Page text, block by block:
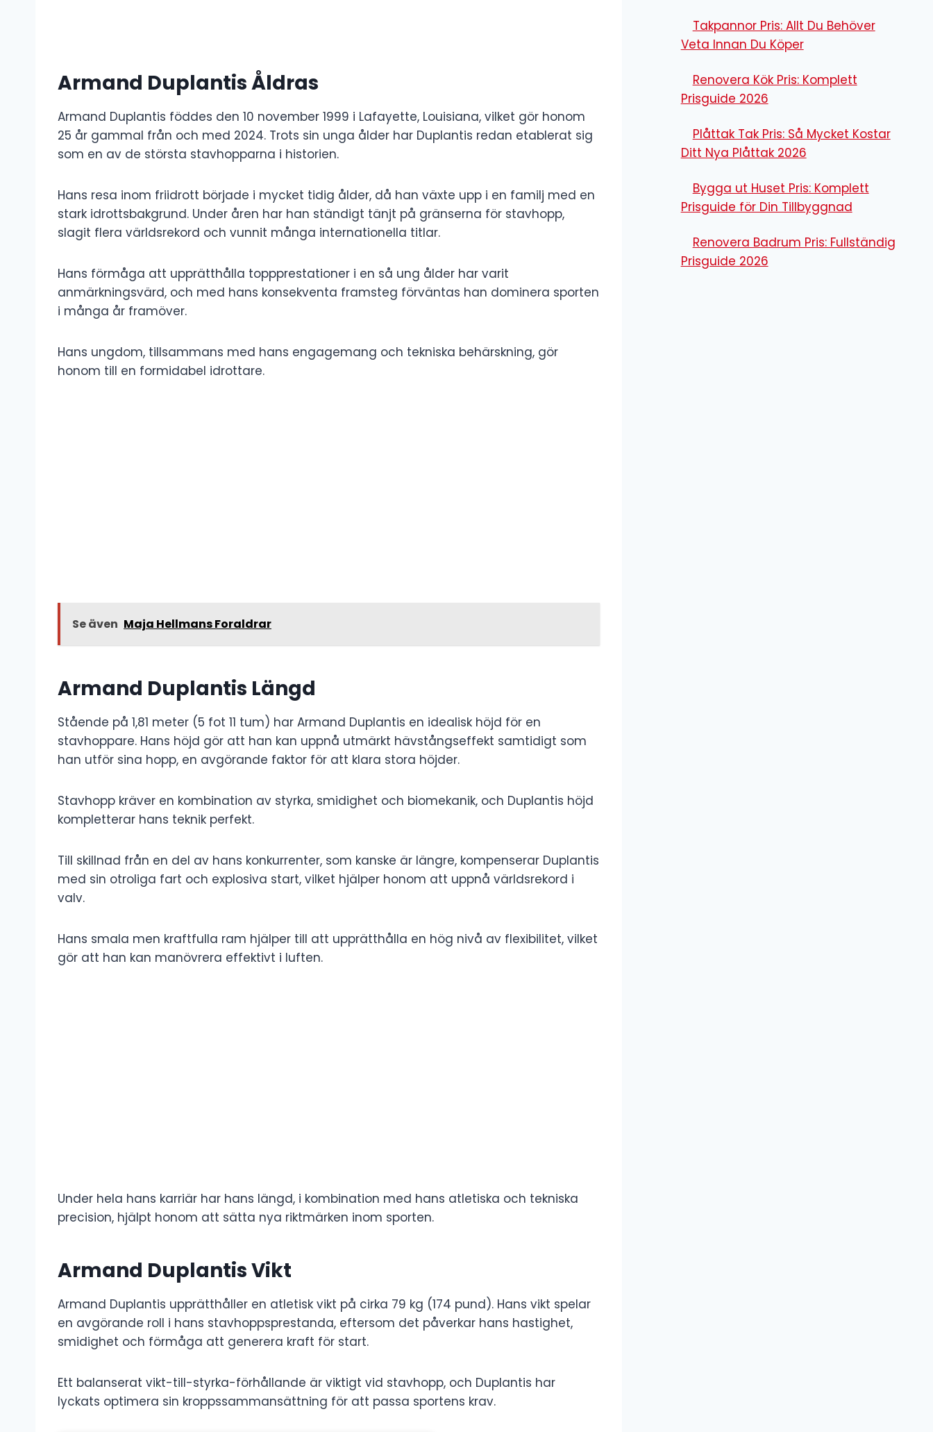
Armand Duplantis Åldras
Armand Duplantis föddes den 10 november 1999 i Lafayette, Louisiana, vilket gör honom
25 år gammal från och med 2024. Trots sin unga ålder har Duplantis redan etablerat sig
som en av de största stavhopparna i historien.
Hans resa inom friidrott började i mycket tidig ålder, då han växte upp i en familj med en
stark idrottsbakgrund. Under åren har han ständigt tänjt på gränserna för stavhopp,
slagit flera världsrekord och vunnit många internationella titlar.
Hans förmåga att upprätthålla toppprestationer i en så ung ålder har varit
anmärkningsvärd, och med hans konsekventa framsteg förväntas han dominera sporten
i många år framöver.
Hans ungdom, tillsammans med hans engagemang och tekniska behärskning, gör
honom till en formidabel idrottare.
Se även Maja Hellmans Foraldrar
Armand Duplantis Längd
Stående på 1,81 meter (5 fot 11 tum) har Armand Duplantis en idealisk höjd för en
stavhoppare. Hans höjd gör att han kan uppnå utmärkt hävstångseffekt samtidigt som
han utför sina hopp, en avgörande faktor för att klara stora höjder.
Stavhopp kräver en kombination av styrka, smidighet och biomekanik, och Duplantis höjd
kompletterar hans teknik perfekt.
Till skillnad från en del av hans konkurrenter, som kanske är längre, kompenserar Duplantis
med sin otroliga fart och explosiva start, vilket hjälper honom att uppnå världsrekord i
valv.
Hans smala men kraftfulla ram hjälper till att upprätthålla en hög nivå av flexibilitet, vilket
gör att han kan manövrera effektivt i luften.
Under hela hans karriär har hans längd, i kombination med hans atletiska och tekniska
precision, hjälpt honom att sätta nya riktmärken inom sporten.
Armand Duplantis Vikt
Armand Duplantis upprätthåller en atletisk vikt på cirka 79 kg (174 pund). Hans vikt spelar
en avgörande roll i hans stavhoppsprestanda, eftersom det påverkar hans hastighet,
smidighet och förmåga att generera kraft för start.
Ett balanserat vikt-till-styrka-förhållande är viktigt vid stavhopp, och Duplantis har
lyckats optimera sin kroppssammansättning för att passa sportens krav.
Takpannor Pris: Allt Du Behöver
Veta Innan Du Köper
Renovera Kök Pris: Komplett
Prisguide 2026
Plåttak Tak Pris: Så Mycket Kostar
Ditt Nya Plåttak 2026
Bygga ut Huset Pris: Komplett
Prisguide för Din Tillbyggnad
Renovera Badrum Pris: Fullständig
Prisguide 2026